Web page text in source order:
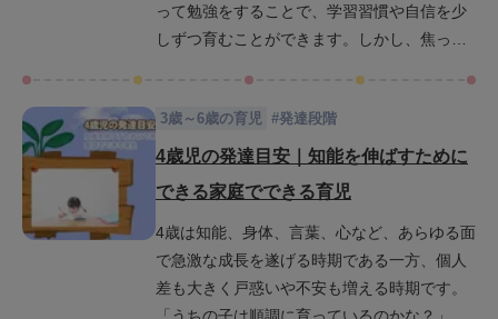
らずに気持ちを整える方法、そして具体的な
教え方のコツを解説します。今日から使える
って勉強をすることで、学習習慣や自信を少
しずつ育むことができます。しかし、焦って
親の関わり方が、この時期の学びを大きく左
右します。この記事では、4歳児の発達に合わ
せた勉強の始め方や取り組む順番、家庭でで
きる工夫、さらに親子で楽しく学ぶためのヒ
ントをご紹介します。習い事や日常の中で学
びを広げる方法も取り上げていますので、明
日からの関わり方にぜひ役立ててください。
3歳～6歳の育児 #発達段階
4歳児の発達目安｜知能を伸ばすために
できる家庭でできる育児
4歳は知能、身体、言葉、心など、あらゆる面
で急激な成長を遂げる時期である一方、個人
差も大きく戸惑いや不安も増える時期です。
「うちの子は順調に育っているのかな？」